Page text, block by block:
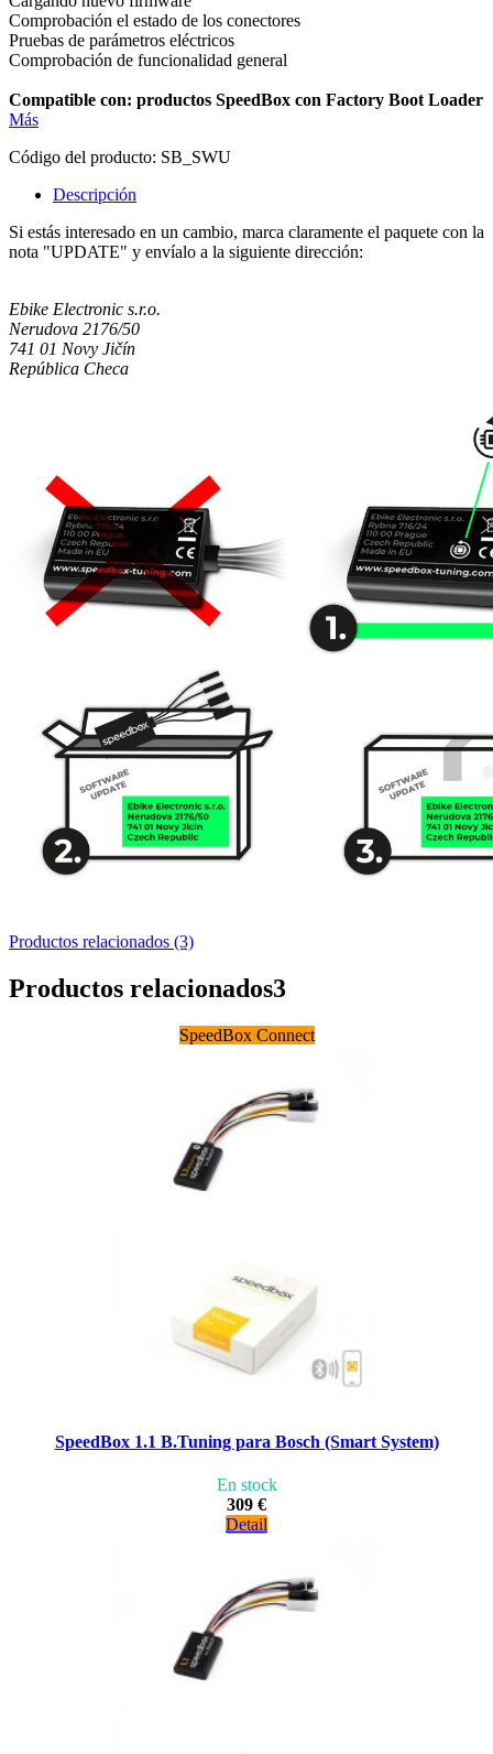
Comprobación el estado de los conectores
Pruebas de parámetros eléctricos
Comprobación de funcionalidad general
Compatible con: productos SpeedBox con Factory Boot Loader
Más
Código del producto: SB_SWU
Descripción
Si estás interesado en un cambio, marca claramente el paquete con la
nota "UPDATE" y envíalo a la siguiente dirección:
Ebike Electronic s.r.o.
Nerudova 2176/50
741 01 Novy Jičín
República Checa
Productos relacionados (3)
Productos relacionados3
SpeedBox Connect
SpeedBox 1.1 B.Tuning para Bosch (Smart System)
En stock
309 €
Detail